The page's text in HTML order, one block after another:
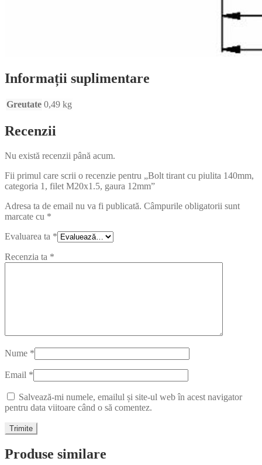
Informații suplimentare
Greutate 0,49 kg
Recenzii
Nu există recenzii până acum.
Fii primul care scrii o recenzie pentru „Bolt tirant cu piulita 140mm,
categoria 1, filet M20x1.5, gaura 12mm”
Adresa ta de email nu va fi publicată. Câmpurile obligatorii sunt
marcate cu *
Evaluarea ta *
Recenzia ta *
Nume *
Email *
Salvează-mi numele, emailul și site-ul web în acest navigator
pentru data viitoare când o să comentez.
Produse similare